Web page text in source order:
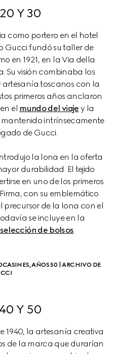
Y 30
como portero en el hotel
Gucci fundó su taller de
en 1921, en la Via della
Su visión combinaba los
artesanía toscanos con la
primeros años anclaron
el mundo del viaje y la
intrínsecamente
de Gucci.
la lona en la oferta
durabilidad. El tejido
en uno de los primeros
con su emblemático
precursor de la lona con el
se incluye en la
selección de bolsos.
AÑOS 50 | ARCHIVO DE
Y 50
1940, la artesanía creativa
de la marca que durarían